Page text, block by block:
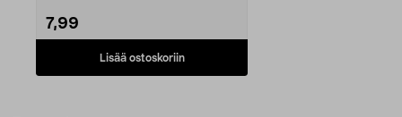
7,99
Lisää ostoskoriin